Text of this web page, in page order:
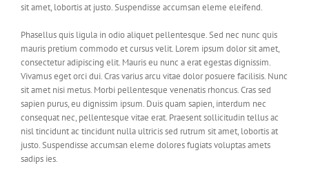
sit amet, lobortis at justo. Suspendisse accumsan eleme eleifend.
Phasellus quis ligula in odio aliquet pellentesque. Sed nec nunc quis
mauris pretium commodo et cursus velit. Lorem ipsum dolor sit amet,
consectetur adipiscing elit. Mauris eu nunc a erat egestas dignissim.
Vivamus eget orci dui. Cras varius arcu vitae dolor posuere facilisis. Nunc
sit amet nisi metus. Morbi pellentesque venenatis rhoncus. Cras sed
sapien purus, eu dignissim ipsum. Duis quam sapien, interdum nec
consequat nec, pellentesque vitae erat. Praesent sollicitudin tellus ac
nisl tincidunt ac tincidunt nulla ultricis sed rutrum sit amet, lobortis at
justo. Suspendisse accumsan eleme dolores fugiats voluptas amets
sadips ies.